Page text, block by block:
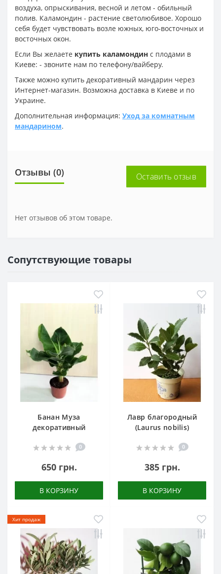
воздуха, опрыскивания, весной и летом - обильный
полив. Каламондин - растение светолюбивое. Хорошо
себя будет чувствовать возле южных, юго-восточных и
восточных окон.
Если Вы желаете купить каламондин с плодами в
Киеве: - звоните нам по телефону/вайберу.
Также можно купить декоративный мандарин через
Интернет-магазин. Возможна доставка в Киеве и по
Украине.
Дополнительная информация: Уход за комнатным
мандарином.
Отзывы (0) Оставить отзыв
Нет отзывов об этом товаре.
Сопутствующие товары
Банан Муза
декоративный
0
650 грн.
В КОРЗИНУ
Лавр благородный
(Laurus nobilis)
0
385 грн.
В КОРЗИНУ
Хит продаж